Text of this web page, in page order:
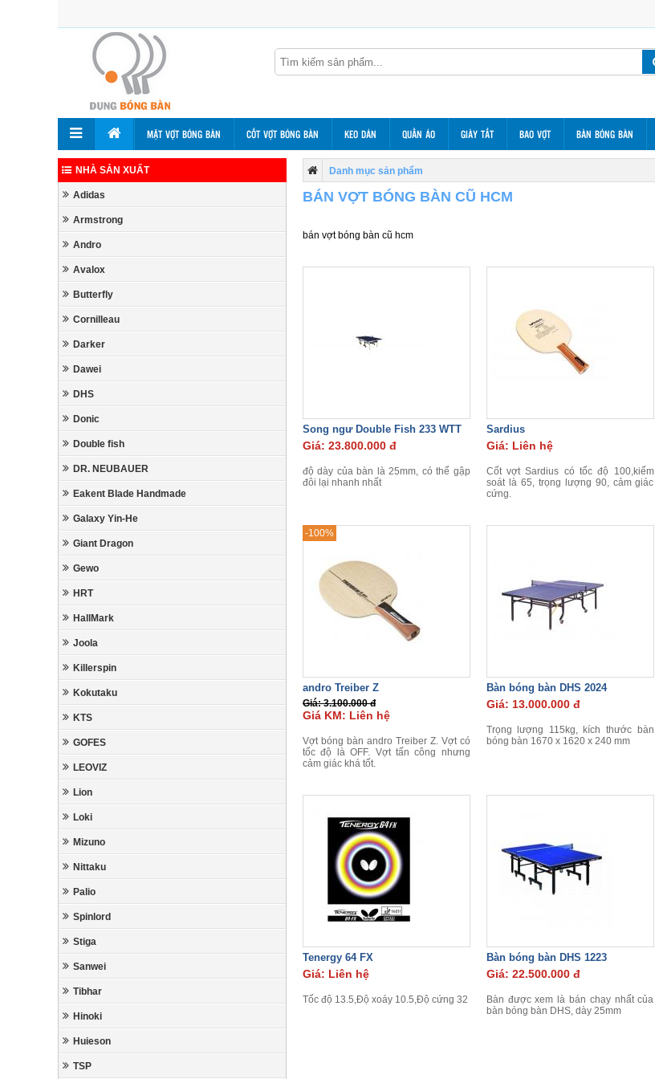
MẶT VỢT BÓNG BÀN CỐT VỢT BÓNG BÀN KEO DÁN QUẦN ÁO GIÀY TẤT BAO VỢT BÀN BÓNG BÀN
NHÀ SẢN XUẤT
Adidas
Armstrong
Andro
Avalox
Butterfly
Cornilleau
Darker
Dawei
DHS
Donic
Double fish
DR. NEUBAUER
Eakent Blade Handmade
Galaxy Yin-He
Giant Dragon
Gewo
HRT
HallMark
Joola
Killerspin
Kokutaku
KTS
GOFES
LEOVIZ
Lion
Loki
Mizuno
Nittaku
Palio
Spinlord
Stiga
Sanwei
Tibhar
Hinoki
Huieson
TSP
Danh mục sản phẩm
BÁN VỢT BÓNG BÀN CŨ HCM
bán vợt bóng bàn cũ hcm
Song ngư Double Fish 233 WTT
Giá: 23.800.000 đ
độ dày của bàn là 25mm, có thể gập
đôi lại nhanh nhất
Sardius
Giá: Liên hệ
Cốt vợt Sardius có tốc độ 100,kiểm
soát là 65, trọng lượng 90, cảm giác
cứng.
-100%
andro Treiber Z
Giá: 3.100.000 đ
Giá KM: Liên hệ
Vợt bóng bàn andro Treiber Z. Vợt có
tốc độ là OFF. Vợt tấn công nhưng
cảm giác khá tốt.
Bàn bóng bàn DHS 2024
Giá: 13.000.000 đ
Trọng lượng 115kg, kích thước bàn
bóng bàn 1670 x 1620 x 240 mm
Tenergy 64 FX
Giá: Liên hệ
Tốc độ 13.5,Độ xoáy 10.5,Độ cứng 32
Bàn bóng bàn DHS 1223
Giá: 22.500.000 đ
Bàn được xem là bán chạy nhất của
bàn bóng bàn DHS, dày 25mm